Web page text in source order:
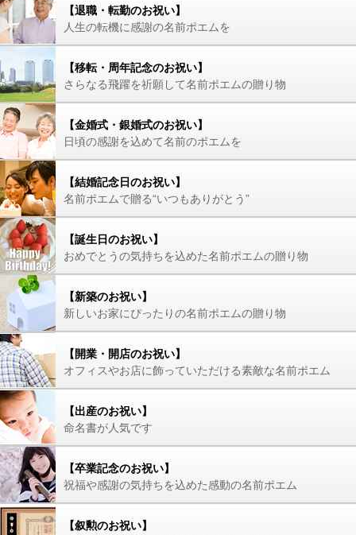
【退職・転勤のお祝い】
人生の転機に感謝の名前ポエムを
【移転・周年記念のお祝い】
さらなる飛躍を祈願して名前ポエムの贈り物
【金婚式・銀婚式のお祝い】
日頃の感謝を込めて名前のポエムを
【結婚記念日のお祝い】
名前ポエムで贈る“いつもありがとう”
【誕生日のお祝い】
おめでとうの気持ちを込めた名前ポエムの贈り物
【新築のお祝い】
新しいお家にぴったりの名前ポエムの贈り物
【開業・開店のお祝い】
オフィスやお店に飾っていただける素敵な名前ポエム
【出産のお祝い】
命名書が人気です
【卒業記念のお祝い】
祝福や感謝の気持ちを込めた感動の名前ポエム
【叙勲のお祝い】